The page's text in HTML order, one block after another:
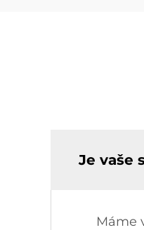
Je vaše
Máme